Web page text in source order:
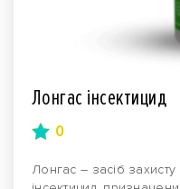
Лонгас інсектицид
0
Лонгас – засіб